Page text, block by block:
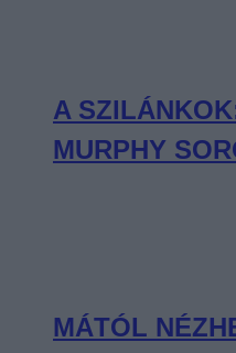
A
MURPHY
MÁTÓL